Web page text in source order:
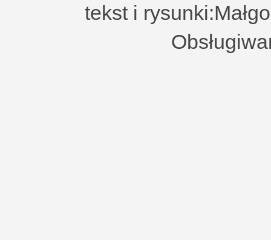
tekst i